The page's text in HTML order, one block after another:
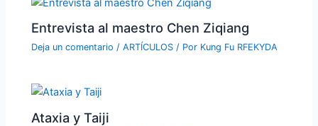
Entrevista al maestro Chen Ziqiang
Deja un comentario /ARTÍCULOS / Por Kung Fu RFEKYDA
Ataxia y Taiji